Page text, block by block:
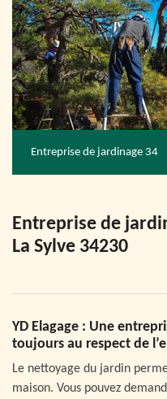
Entreprise de jardinage 34
Entreprise de
La Sylve 34230
YD Elagage : Une
toujours au respect de
Le nettoyage du jardin
maison. Vous pouvez